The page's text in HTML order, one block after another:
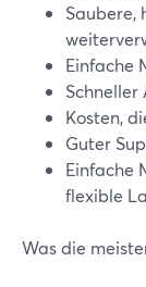
Saubere,
Einfache
Schneller
Kosten,
Guter
Einfache
flexible
Was die